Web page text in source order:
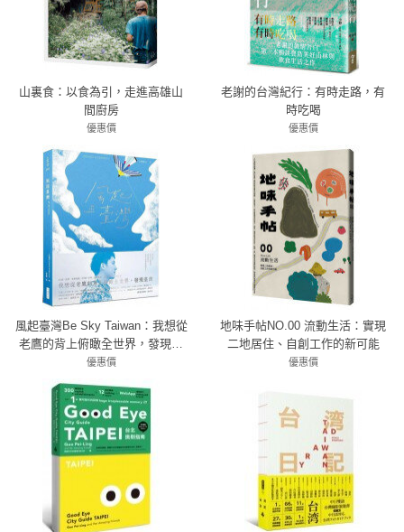
山裏食：以食為引，走進高雄山
間廚房
優惠價
老謝的台灣紀行：有時走路，有
時吃喝
優惠價
風起臺灣Be Sky Taiwan：我想從
老鷹的背上俯瞰全世界，發現臺
灣。
優惠價
79折 442元
地味手帖NO.00 流動生活：實現
二地居住、自創工作的新可能
優惠價